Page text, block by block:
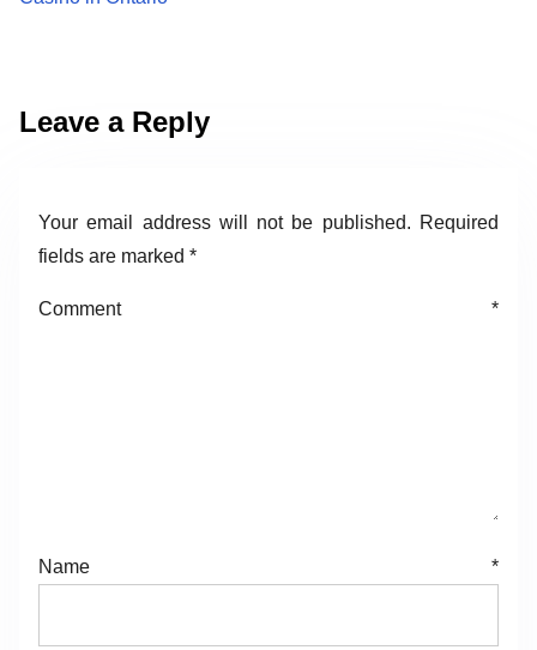
Leave a Reply
Your email address will not be published. Required
fields are marked *
Comment *
Name *